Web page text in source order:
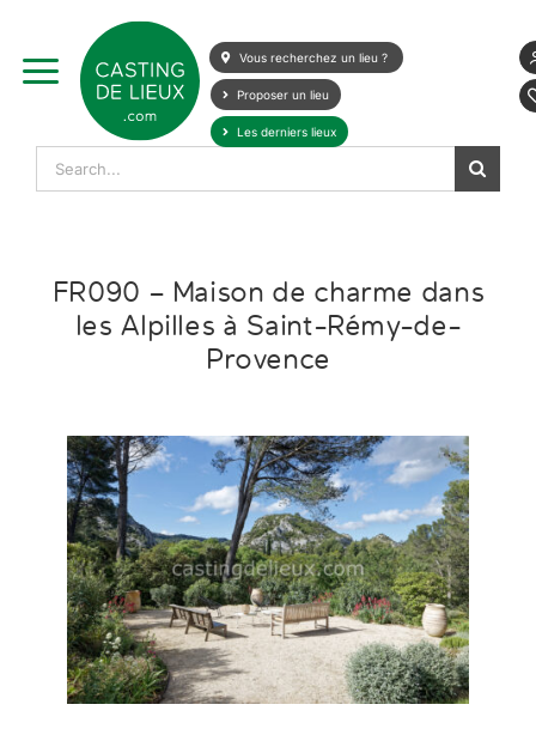
content
Vous recherchez un lieu ?
Proposer un lieu
Les derniers lieux
Search
for:
FR090 – Maison de charme dans
les Alpilles à Saint-Rémy-de-
Provence